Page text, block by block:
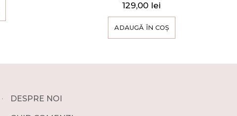
129,00 lei
ADAUGĂ ÎN COȘ
∙ DESPRE NOI